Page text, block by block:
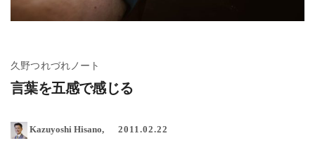
久野つれづれノート
言葉を五感で感じる
Kazuyoshi Hisano 2011.02.22